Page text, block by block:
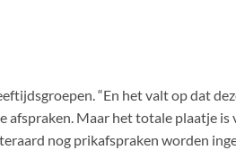
“En het valt op dat
afspraken. Maar het totale plaatje
nog prikafspraken worden